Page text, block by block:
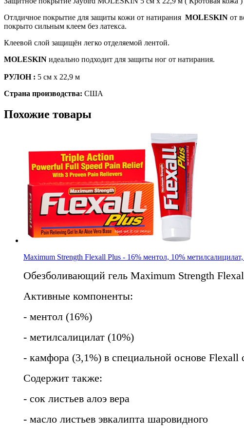
Отлдичное покрытие для защиты кожи от натирания MOLESKIN от
покрыто сильным клеем без латекса.
Клеевой слой защищён легко отделяемой лентой.
MOLESKIN идеально подходит для защиты ног от натирания.
РУЛОН : 5 см х 22,9 м
Страна производства: США
Похожие товары
Maximum Strength Flexall Plus - 16% ментол, 10%
Обезболивающий гель Maximum Strength
Активные компоненты:
- ментол (16%)
- метилсалицилат (10%)
- камфора (3,1%) в специальной основе Flexall
Содержит также:
- сок листьев алоэ вера
- масло листьев эвкалипта шаровидного